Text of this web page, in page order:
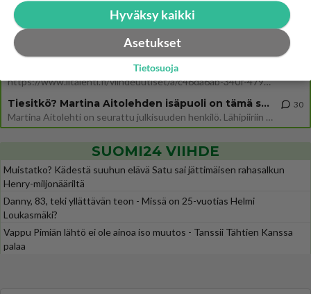
Mitä tuot pöytään parisuhteessa?
Martinan bisneksillä ei mene hyvin
https://www.iltalehti.fi/viihdeuutiset/a/c46da6ab-340f-4790-aaa7-0865eed2336 Yrityksen konkurssihakemus on tullut kärä
Tiesitkö? Martina Aitolehden isäpuoli on tämä suosittu laulaja
Martina Aitolehti on seurattu julkisuuden henkilö. Lähipiiriin mahtuu muitakin tunnettuja henkilöitä. Tiesitkö, että Ma
30
SUOMI24 VIIHDE
Muistatko? Kädestä suuhun elävä Satu sai jättimäisen rahasalkun
Henry-miljonääriltä
Danny, 83, teki yllättävän teon - Missä on 25-vuotias Helmi
Loukasmäki?
Vappu Pimiän lähtö ei ole ainoa iso muutos - Tanssii Tähtien Kanssa
palaa
Hyväksy kaikki
Asetukset
Tietosuoja